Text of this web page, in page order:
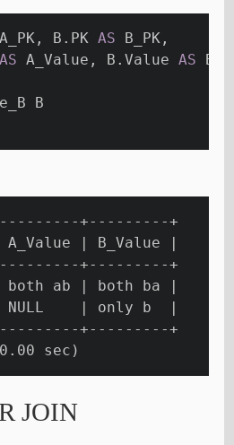
B.PK AS B_PK,
AS A_Value, B.Value AS
B
+---------+
A_Value | B_Value |
+---------+
ab | both ba |
| only b  |
+---------+
sec)
JOIN